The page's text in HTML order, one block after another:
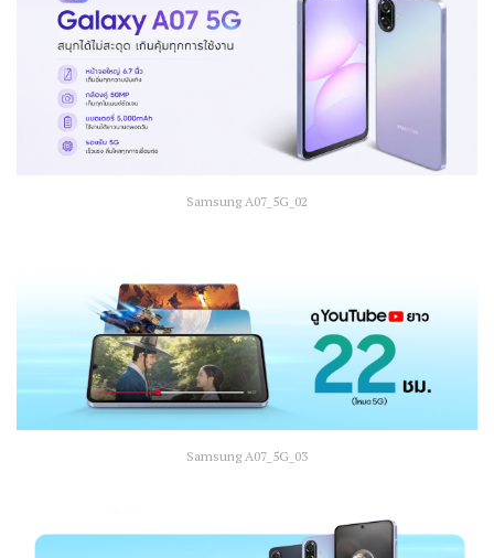
Samsung A07_5G_02
Samsung A07_5G_03